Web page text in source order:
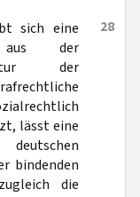
28
sich eine
der
der
lässt eine
bindenden
die